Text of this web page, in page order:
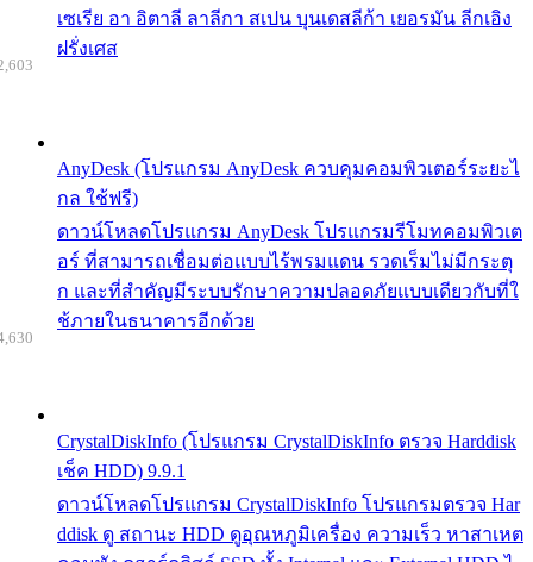
เซเรีย อา อิตาลี ลาลีกา สเปน บุนเดสลีก้า เยอรมัน ลีกเอิง
ฝรั่งเศส
AnyDesk (โปรแกรม AnyDesk ควบคุมคอมพิวเตอร์ระยะไ
กล ใช้ฟรี)
ดาวน์โหลดโปรแกรม AnyDesk โปรแกรมรีโมทคอมพิวเต
อร์ ที่สามารถเชื่อมต่อแบบไร้พรมแดน รวดเร็มไม่มีกระตุ
ก และที่สำคัญมีระบบรักษาความปลอดภัยแบบเดียวกับที่ใ
ช้ภายในธนาคารอีกด้วย
CrystalDiskInfo (โปรแกรม CrystalDiskInfo ตรวจ Harddisk
เช็ค HDD) 9.9.1
ดาวน์โหลดโปรแกรม CrystalDiskInfo โปรแกรมตรวจ Har
ddisk ดู สถานะ HDD ดูอุณหภูมิเครื่อง ความเร็ว หาสาเหต